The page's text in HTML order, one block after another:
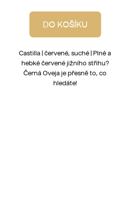
DO KOŠÍKU
Castilla | červené, suché | Plné a
hebké červené jižního střihu?
Černá Oveja je přesně to, co
hledáte!